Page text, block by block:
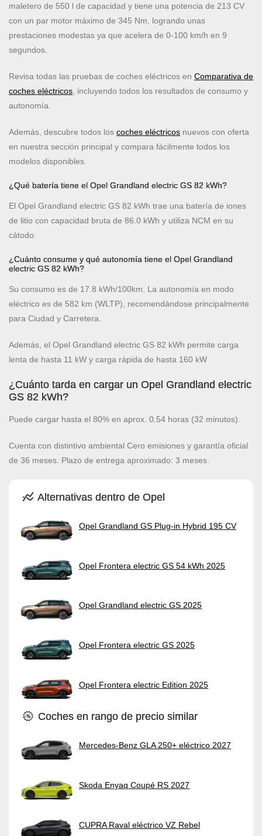
maletero de 550 l de capacidad y tiene una potencia de 213 CV
con un par motor máximo de 345 Nm, logrando unas
prestaciones modestas ya que acelera de 0-100 km/h en 9
segundos.
Revisa todas las pruebas de coches eléctricos en Comparativa de
coches eléctricos , incluyendo todos los resultados de consumo y
autonomía.
Además, descubre todos los coches eléctricos nuevos con oferta
en nuestra sección principal y compara fácilmente todos los
modelos disponibles.
¿Qué batería tiene el Opel Grandland electric GS 82 kWh?
El Opel Grandland electric GS 82 kWh trae una batería de iones
de litio con capacidad bruta de 86.0 kWh y utiliza NCM en su
cátodo.
¿Cuánto consume y qué autonomía tiene el Opel Grandland
electric GS 82 kWh?
Su consumo es de 17.8 kWh/100km. La autonomía en modo
eléctrico es de 582 km (WLTP), recomendándose principalmente
para Ciudad y Carretera.
Además, el Opel Grandland electric GS 82 kWh permite carga
lenta de hasta 11 kW y carga rápida de hasta 160 kW
¿Cuánto tarda en cargar un Opel Grandland electric
GS 82 kWh?
Puede cargar hasta el 80% en aprox. 0.54 horas (32 minutos).
Cuenta con distintivo ambiental Cero emisiones y garantía oficial
de 36 meses. Plazo de entrega aproximado: 3 meses.
Alternativas dentro de Opel
Opel Grandland GS Plug-in Hybrid 195 CV
Opel Frontera electric GS 54 kWh 2025
Opel Grandland electric GS 2025
Opel Frontera electric GS 2025
Opel Frontera electric Edition 2025
Coches en rango de precio similar
Mercedes-Benz GLA 250+ eléctrico 2027
Skoda Enyaq Coupé RS 2027
CUPRA Raval eléctrico VZ Rebel